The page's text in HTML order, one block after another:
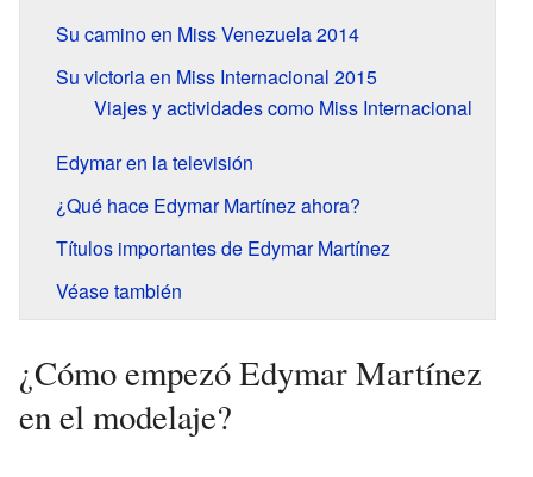
Su camino en Miss Venezuela 2014
Su victoria en Miss Internacional 2015
Viajes y actividades como Miss Internacional
Edymar en la televisión
¿Qué hace Edymar Martínez ahora?
Títulos importantes de Edymar Martínez
Véase también
¿Cómo empezó Edymar Martínez
en el modelaje?